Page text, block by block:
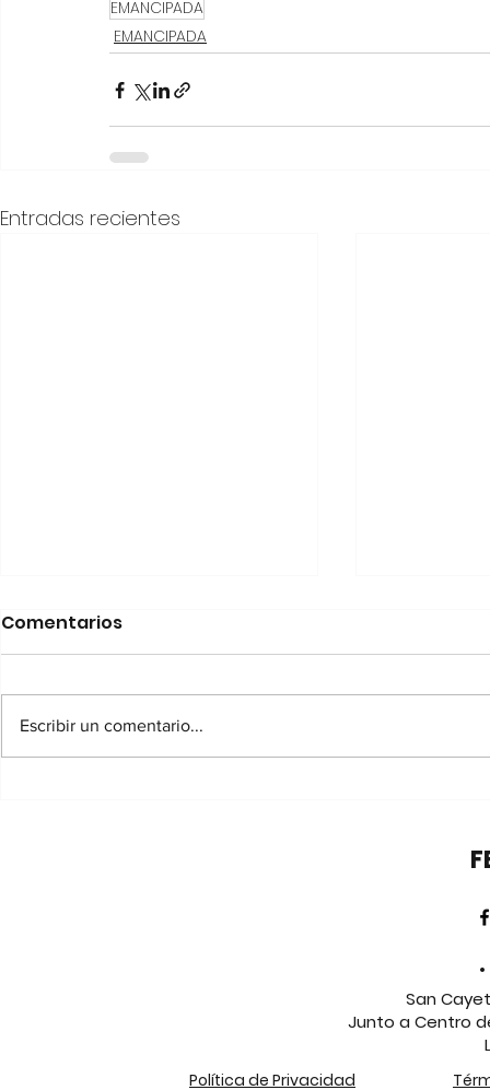
EMANCIPADA
EMANCIPADA
Entradas recientes
Comentarios
Escribir un comentario...
San
Junto a Centro
Política de Privacidad